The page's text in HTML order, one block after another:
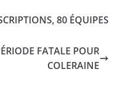
80 ÉQUIPES
FATALE POUR
COLERAINE